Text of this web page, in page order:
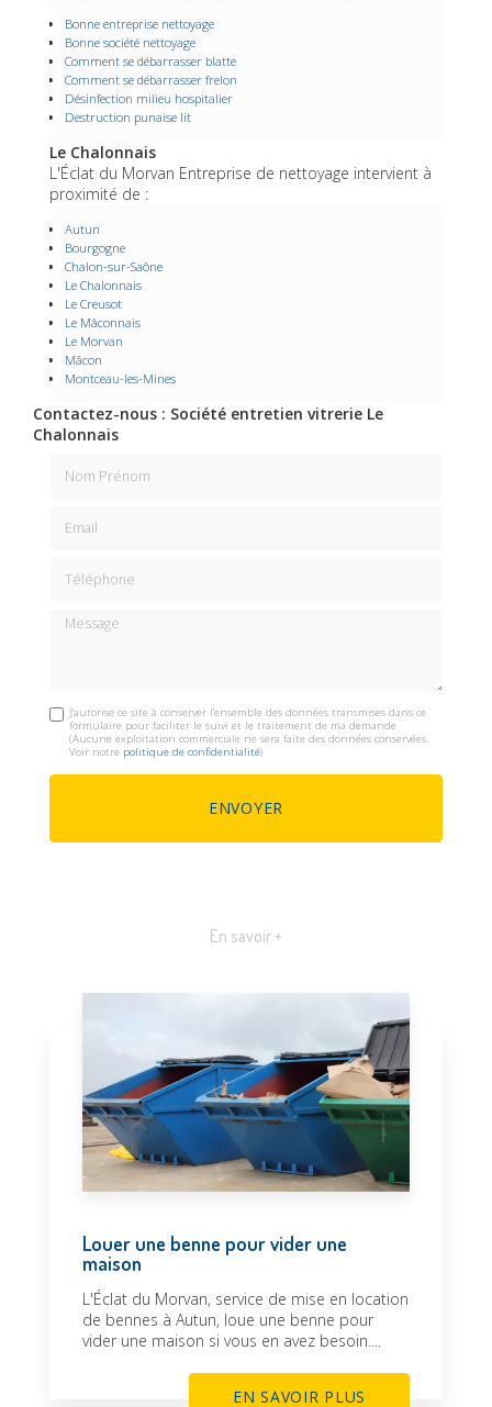
Bonne entreprise nettoyage
Bonne société nettoyage
Comment se débarrasser blatte
Comment se débarrasser frelon
Désinfection milieu hospitalier
Destruction punaise lit
Le Chalonnais
L'Éclat du Morvan Entreprise de nettoyage intervient à
proximité de :
Autun
Bourgogne
Chalon-sur-Saône
Le Chalonnais
Le Creusot
Le Mâconnais
Le Morvan
Mâcon
Montceau-les-Mines
Contactez-nous : Société entretien vitrerie Le
Chalonnais
Message
J'autorise ce site à conserver l'ensemble des données transmises dans ce
formulaire pour faciliter le suivi et le traitement de ma demande.
(Aucune exploitation commerciale ne sera faite des données conservées.
Voir notre politique de confidentialité)
En savoir +
Louer une benne pour vider une
maison
L'Éclat du Morvan, service de mise en location
de bennes à Autun, loue une benne pour
vider une maison si vous en avez besoin....
EN SAVOIR PLUS